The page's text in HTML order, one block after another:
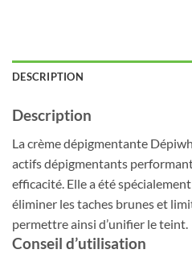
DESCRIPTION
Description
La crème dépigmentante
actifs dépigmentants
efficacité. Elle a été
éliminer les taches brunes et
permettre ainsi d’unifier le teint.
Conseil d’utilisation